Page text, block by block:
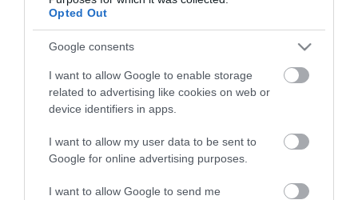
Opted Out
Google consents
I want to allow Google to enable storage
related to advertising like cookies on web or
device identifiers in apps.
I want to allow my user data to be sent to
Google for online advertising purposes.
I want to allow Google to send me
rendszert, valamint 95 drónt.
Figyelem! A cikkhez hozzáfűzött hozzászólások nem ama.hunetwork nézeteit
tükrözik. A szerkesztőség mindössze a hírek publikációjával foglalkozik, a
Kérjük, kulturáltan, mások személyiségi jogainak és jó hírnevének tiszteletben
tartásával kommenteljenek!